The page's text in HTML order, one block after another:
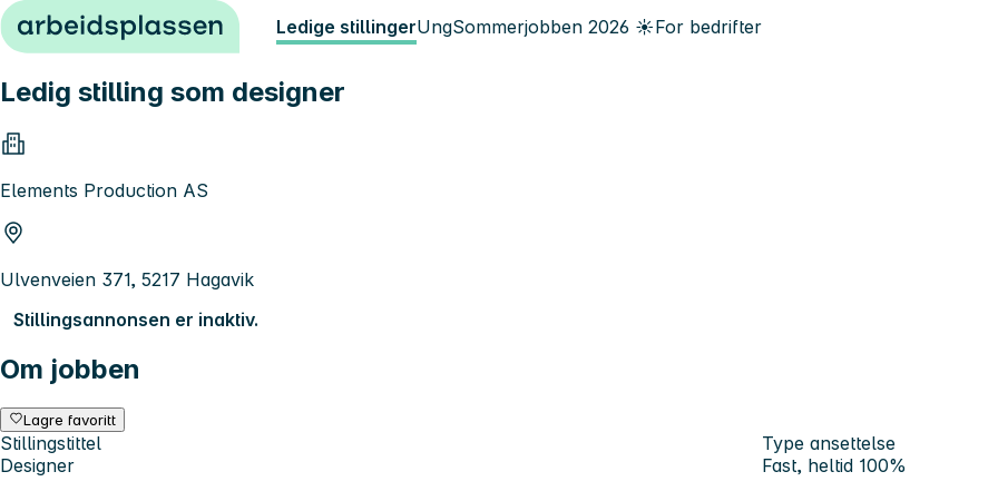
Hopp til innhold Ledige stillingerUngSommerjobben 2026 ☀️For bedrifter
Ledig stilling som designer
Elements Production AS
Ulvenveien 371, 5217 Hagavik
Stillingsannonsen er inaktiv.
Om jobben
Lagre favoritt
Stillingstittel
Designer
Type ansettelse
Fast, heltid 100%